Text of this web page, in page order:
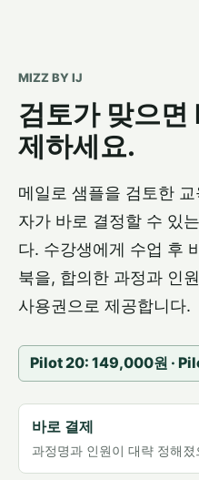
MIZZ BY IJ
검토가 맞으
제하세요.
메일로 샘플을 검토한 교
자가 바로 결정할 수 있
다. 수강생에게 수업 후
북을, 합의한 과정과 인
사용권으로 제공합니다.
Pilot 20: 149,000원 ·
바로 결제
과정명과 인원이 대략 정해